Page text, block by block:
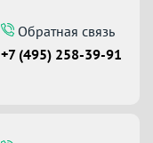
Обратная связь
+7 (495) 258-39-91